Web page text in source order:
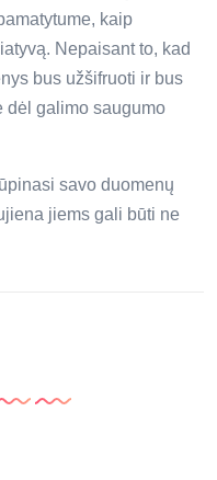
kaip
Nepaisant to, kad
bus užšifruoti ir bus
dėl galimo saugumo
savo duomenų
jiems gali būti ne